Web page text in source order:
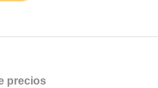
precios